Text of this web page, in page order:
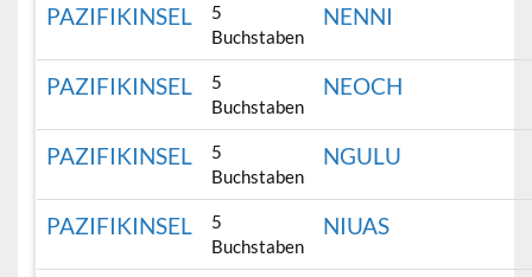
PAZIFIKINSEL
5
Buchstaben
NENNI
PAZIFIKINSEL
5
Buchstaben
NEOCH
PAZIFIKINSEL
5
Buchstaben
NGULU
PAZIFIKINSEL
5
Buchstaben
NIUAS